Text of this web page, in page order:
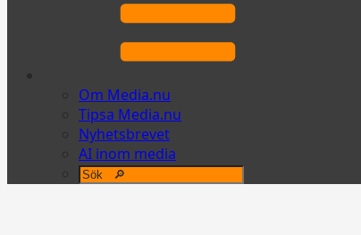
Om Media.nu
Tipsa Media.nu
Nyhetsbrevet
AI inom media